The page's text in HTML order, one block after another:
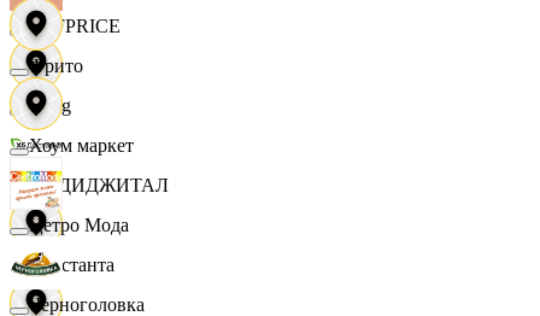
OFFPRICE
string
X5 ДИДЖИТАЛ
Константа
Фрито
Хоум маркет
Цетро Мода
Черноголовка